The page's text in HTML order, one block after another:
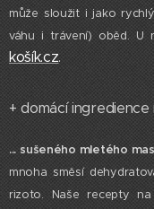
může sloužit i jako
váhu i trávení) oběd. U
košík.cz.
+ domácí ingredience
... sušeného mletého
mnoha směsí
rizoto. Naše recepty